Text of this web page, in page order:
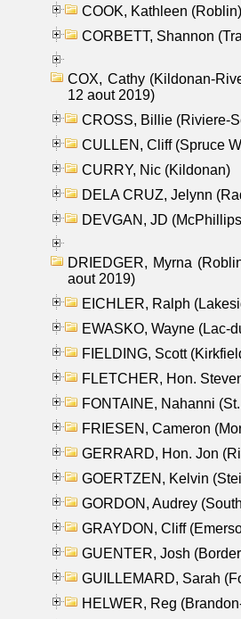
COOK, Kathleen (Roblin)
CORBETT, Shannon
COX, Cathy (Kildonan-
12 aout 2019)
CROSS, Billie (Riviere-
CULLEN, Cliff (Spruce
CURRY, Nic (Kildonan)
DELA CRUZ, Jelynn
DEVGAN, JD
DRIEDGER, Myrna
aout 2019)
EICHLER, Ralph
EWASKO, Wayne (Lac-
FIELDING, Scott
FLETCHER, Hon.
FONTAINE, Nahanni
FRIESEN, Cameron
GERRARD, Hon. Jon
GOERTZEN, Kelvin
GORDON, Audrey
GRAYDON, Cliff
GUENTER, Josh
GUILLEMARD, Sarah
HELWER, Reg